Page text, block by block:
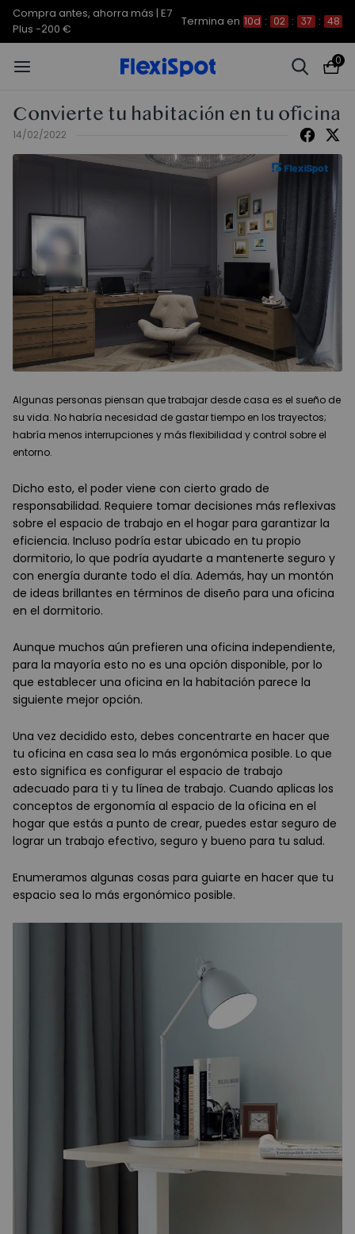
Compra antes, ahorra más | E7
Plus -200 €
Termina en 10d : 02 : 37 : 46
0
Convierte tu habitación en tu oficina
14/02/2022
Algunas personas piensan que trabajar desde casa es el sueño de
su vida. No habría necesidad de gastar tiempo en los trayectos;
habría menos interrupciones y más flexibilidad y control sobre el
entorno.
Dicho esto, el poder viene con cierto grado de
responsabilidad. Requiere tomar decisiones más reflexivas
sobre el espacio de trabajo en el hogar para garantizar la
eficiencia. Incluso podría estar ubicado en tu propio
dormitorio, lo que podría ayudarte a mantenerte seguro y
con energía durante todo el día. Además, hay un montón
de ideas brillantes en términos de diseño para una oficina
en el dormitorio.
Aunque muchos aún prefieren una oficina independiente,
para la mayoría esto no es una opción disponible, por lo
que establecer una oficina en la habitación parece la
siguiente mejor opción.
Una vez decidido esto, debes concentrarte en hacer que
tu oficina en casa sea lo más ergonómica posible. Lo que
esto significa es configurar el espacio de trabajo
adecuado para ti y tu línea de trabajo. Cuando aplicas los
conceptos de ergonomía al espacio de la oficina en el
hogar que estás a punto de crear, puedes estar seguro de
lograr un trabajo efectivo, seguro y bueno para tu salud.
Enumeramos algunas cosas para guiarte en hacer que tu
espacio sea lo más ergonómico posible.